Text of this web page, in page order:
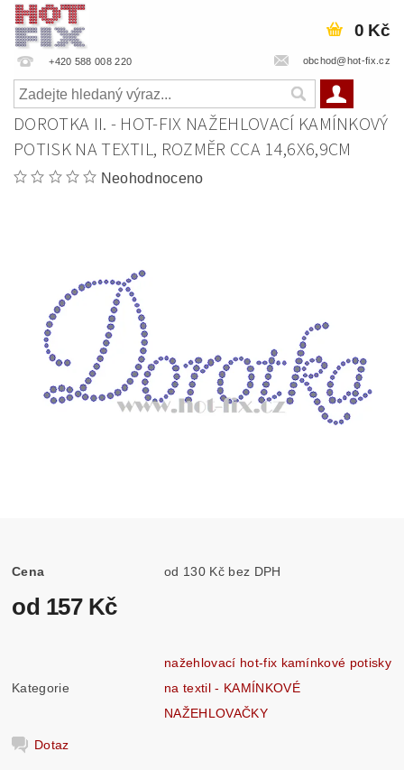
+420 588 008 220 obchod@hot-fix.cz
0 Kč
DOROTKA II. - HOT-FIX NAŽEHLOVACÍ KAMÍNKOVÝ
POTISK NA TEXTIL, ROZMĚR CCA 14,6X6,9CM
Neohodnoceno
Cena od 130 Kč bez DPH
od 157 Kč
Kategorie
nažehlovací hot-fix kamínkové potisky
na textil - KAMÍNKOVÉ
NAŽEHLOVAČKY
Dotaz